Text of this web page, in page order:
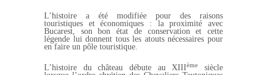
L’histoire a été modifiée pour des raisons
touristiques et économiques : la proximité avec
Bucarest, son bon état de conservation et cette
légende lui donnent tous les atouts nécessaires pour
en faire un pôle touristique.
L’histoire du château débute au XIIIème
siècle